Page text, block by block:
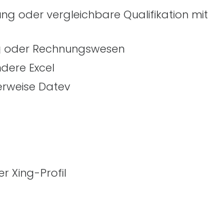
oder vergleichbare Qualifikation mit
Rechnungswesen
Excel
Datev
Xing-Profil